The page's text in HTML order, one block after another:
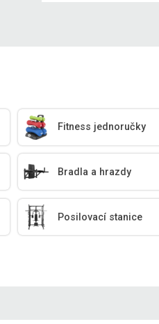
Fitness jednoručky
Bradla a hrazdy
Posilovací stanice